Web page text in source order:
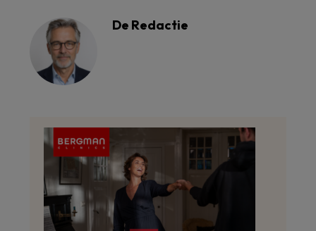
De Redactie